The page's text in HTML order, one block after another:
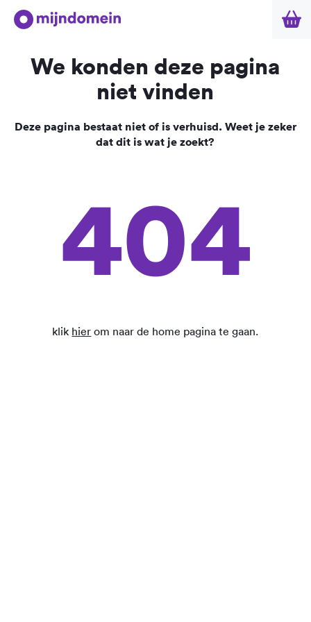
We konden deze pagina
niet vinden
Deze pagina bestaat niet of is verhuisd. Weet je zeker
dat dit is wat je zoekt?
404
klik hier om naar de home pagina te gaan.